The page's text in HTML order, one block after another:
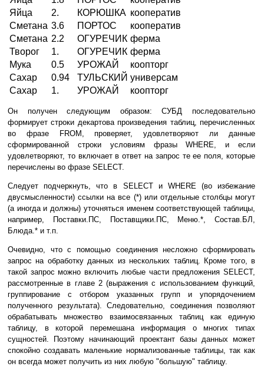
Яйца
2. КОРЮШКА кооператив
Сметана 3.6 ПОРТОС
кооператив
Сметана 2.2 ОГУРЕЧИК ферма
Творог
1. ОГУРЕЧИК ферма
Мука
0.5 УРОЖАЙ
коопторг
Сахар
0.94 ТУЛЬСКИЙ универсам
Сахар
1. УРОЖАЙ коопторг
Он получен следующим образом: СУБД последовательно
формирует строки декартова произведения таблиц, перечисленных
во фразе FROM, проверяет, удовлетворяют ли данные
сформированной строки условиям фразы WHERE, и если
удовлетворяют, то включает в ответ на запрос те ее поля, которые
перечислены во фразе SELECT.
Следует подчеркнуть, что в SELECT и WHERE (во избежание
двусмысленности) ссылки на все (*) или отдельные столбцы могут
(а иногда и должны) уточняться именем соответствующей таблицы,
например, Поставки.ПС, Поставщики.ПС, Меню.*, Состав.БЛ,
Блюда.* и т.п.
Очевидно, что с помощью соединения несложно сформировать
запрос на обработку данных из нескольких таблиц. Кроме того, в
такой запрос можно включить любые части предложения SELECT,
рассмотренные в главе 2 (выражения с использованием функций,
группирование с отбором указанных групп и упорядочением
полученного результата). Следовательно, соединения позволяют
обрабатывать множество взаимосвязанных таблиц как единую
таблицу, в которой перемешана информация о многих типах
сущностей. Поэтому начинающий проектант базы данных может
спокойно создавать маленькие нормализованные таблицы, так как
он всегда может получить из них любую "большую" таблицу.